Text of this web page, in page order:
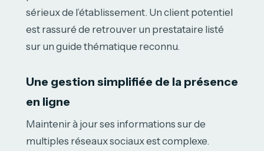
sérieux de l’établissement. Un client potentiel
est rassuré de retrouver un prestataire listé
sur un guide thématique reconnu.
Une gestion simplifiée de la présence
en ligne
Maintenir à jour ses informations sur de
multiples réseaux sociaux est complexe.